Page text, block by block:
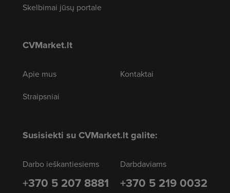
Skelbimai jūsų portale
CVMarket.lt
Apie mus
Straipsniai
Kontaktai
Susisiekti su CVMarket.lt galite:
Darbo ieškantiesiems
+370 5 207 8881
Darbdaviams
+370 5 219 0032